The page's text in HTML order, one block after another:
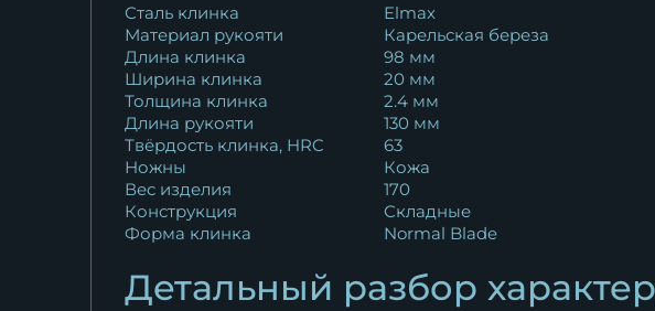
Сталь клинка
Elmax
Материал рукояти
Карельская береза
Длина клинка
98 мм
Ширина клинка
20 мм
Толщина клинка
2.4 мм
Длина рукояти
130 мм
Твёрдость клинка, HRC
63
Ножны
Кожа
Вес изделия
170
Конструкция
Складные
Форма клинка
Normal Blade
Детальный разбор